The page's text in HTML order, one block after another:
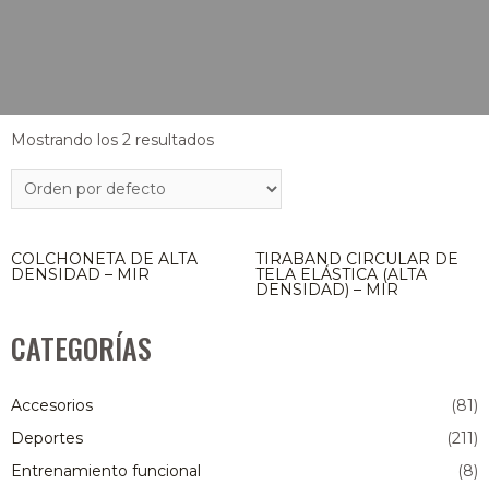
CATEGORÍAS
Accesorios
(81)
Deportes
(211)
Entrenamiento funcional
(8)
Mostrando los 2 resultados
COLCHONETA DE ALTA
DENSIDAD – MIR
TIRABAND CIRCULAR DE
TELA ELÁSTICA (ALTA
DENSIDAD) – MIR